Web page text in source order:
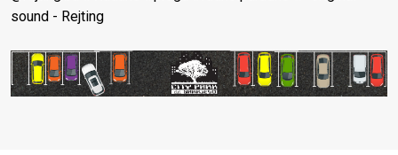
sound - Rejting